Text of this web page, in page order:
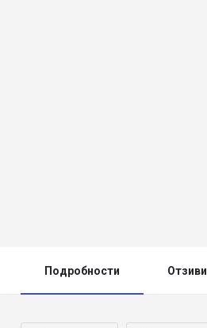
Подробности Отзиви